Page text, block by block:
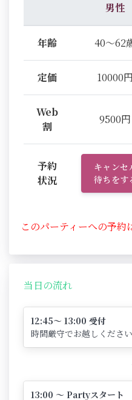
男性
年齢 40～62
定価 10000円
Web
割
9500円
予約
状況
キャンセ
待ちをす
このパーティーへの予約
当日の流れ
12:45～ 13:00 受付
時間厳守でお越しください
13:00 ～ Partyスタート